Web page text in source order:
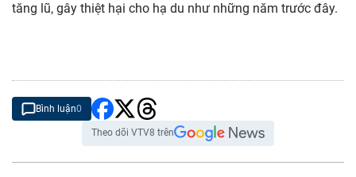
tăng lũ, gây thiệt hại cho hạ du như những năm trước đây.
Bình luận0
Theo dõi VTV8 trên